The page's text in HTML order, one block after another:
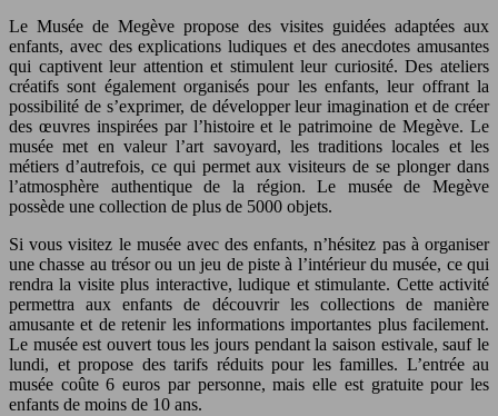
Le Musée de Megève propose des visites guidées adaptées aux
enfants, avec des explications ludiques et des anecdotes amusantes
qui captivent leur attention et stimulent leur curiosité. Des ateliers
créatifs sont également organisés pour les enfants, leur offrant la
possibilité de s’exprimer, de développer leur imagination et de créer
des œuvres inspirées par l’histoire et le patrimoine de Megève. Le
musée met en valeur l’art savoyard, les traditions locales et les
métiers d’autrefois, ce qui permet aux visiteurs de se plonger dans
l’atmosphère authentique de la région. Le musée de Megève
possède une collection de plus de 5000 objets.
Si vous visitez le musée avec des enfants, n’hésitez pas à organiser
une chasse au trésor ou un jeu de piste à l’intérieur du musée, ce qui
rendra la visite plus interactive, ludique et stimulante. Cette activité
permettra aux enfants de découvrir les collections de manière
amusante et de retenir les informations importantes plus facilement.
Le musée est ouvert tous les jours pendant la saison estivale, sauf le
lundi, et propose des tarifs réduits pour les familles. L’entrée au
musée coûte 6 euros par personne, mais elle est gratuite pour les
enfants de moins de 10 ans.